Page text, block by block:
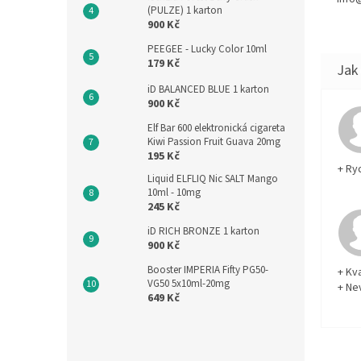
(PULZE) 1 karton
900 Kč
PEEGEE - Lucky Color 10ml
179 Kč
iD BALANCED BLUE 1 karton
900 Kč
Elf Bar 600 elektronická cigareta
Kiwi Passion Fruit Guava 20mg
195 Kč
Liquid ELFLIQ Nic SALT Mango
10ml - 10mg
245 Kč
iD RICH BRONZE 1 karton
900 Kč
Booster IMPERIA Fifty PG50-
VG50 5x10ml-20mg
649 Kč
+
+
+